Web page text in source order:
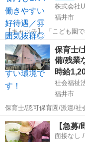
株式会社
福井市
【キャッチ】 「こども園
しから就業後まで徹底サ
実の福利厚生が自慢です★ 【コメント】 手厚い福利厚生を完備◎長期
安定就業も可能なお仕事多
福井 福井市 保育士
保育士/
備/残業
時給
社会福祉
福井市
保育士/認可保育園/派遣/社
あり ☆簡単な保育補助をお任せします☆
乳児 (0〜2歳児) に配属...
福井 福井市 保育
【急募
面接なし